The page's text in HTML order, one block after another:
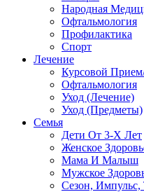
Народная
Офтальмология
Профилактика
Спорт
Лечение
Курсовой
Офтальмология
Уход (Лечение)
Уход (Предметы)
Семья
Дети От 3-Х Лет
Женское
Мама И Малыш
Мужское
Сезон, Импульс,